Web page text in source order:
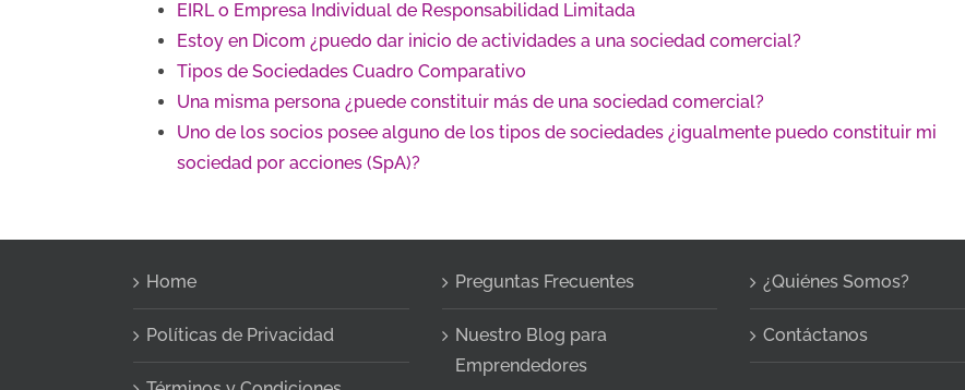
EIRL o Empresa Individual de Responsabilidad Limitada
Estoy en Dicom ¿puedo dar inicio de actividades a una sociedad comercial?
Tipos de Sociedades Cuadro Comparativo
Una misma persona ¿puede constituir más de una sociedad comercial?
Uno de los socios posee alguno de los tipos de sociedades ¿igualmente puedo constituir mi
sociedad por acciones (SpA)?
Home
Políticas de Privacidad
Preguntas Frecuentes
Nuestro Blog para
Emprendedores
¿Quiénes Somos?
Contáctanos